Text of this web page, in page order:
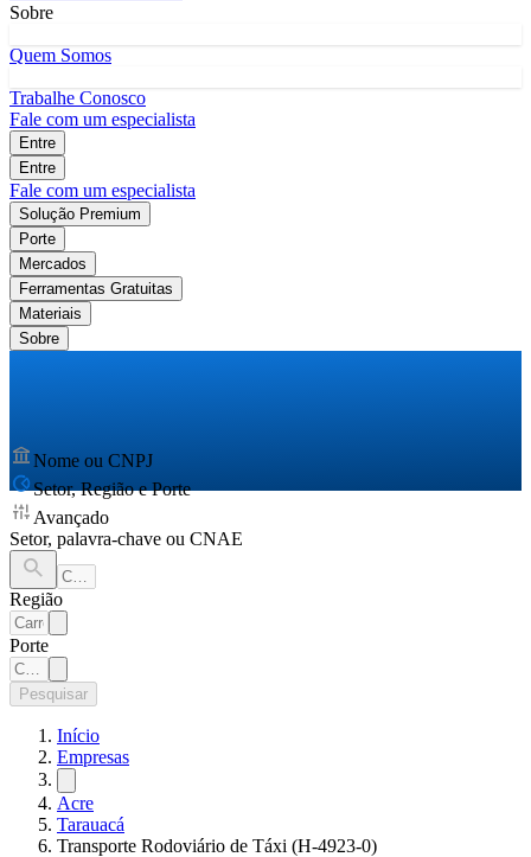
Sobre
Quem Somos
Trabalhe Conosco
Fale com um especialista
Entre
Entre
Fale com um especialista
Solução Premium
Porte
Mercados
Ferramentas Gratuitas
Materiais
Sobre
Nome ou CNPJ
Setor, Região e Porte
Avançado
Setor, palavra-chave ou CNAE
Região
Porte
Pesquisar
Início
Empresas
Acre
Tarauacá
Transporte Rodoviário de Táxi (H-4923-0)